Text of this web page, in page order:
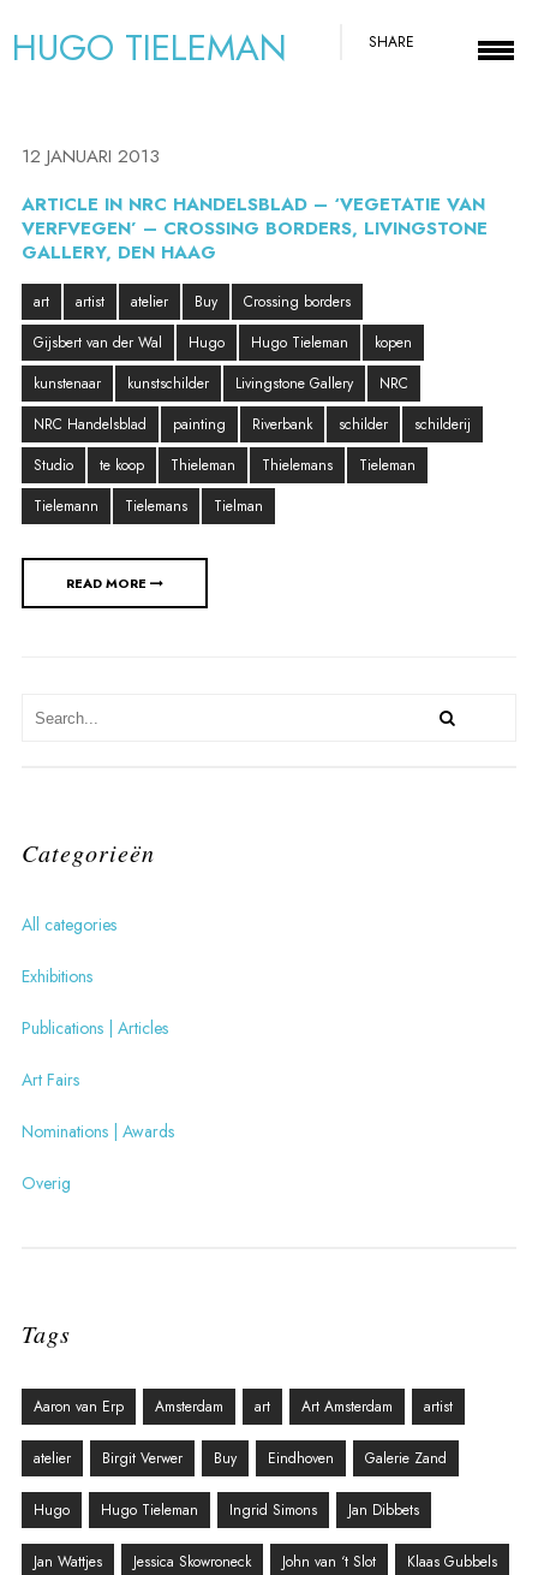
HUGO TIELEMAN SHARE
12 JANUARI 2013
ARTICLE IN NRC HANDELSBLAD – ‘VEGETATIE VAN
VERFVEGEN’ – CROSSING BORDERS, LIVINGSTONE
GALLERY, DEN HAAG
art artist atelier Buy
Crossing borders
Gijsbert van der Wal
Hugo Hugo Tieleman
kopen
kunstenaar
kunstschilder Livingstone Gallery
NRC
NRC Handelsblad
painting Riverbank schilder
schilderij
Studio
te koop Thieleman Thielemans
Tieleman
Tielemann
Tielemans Tielman
READ MORE
Categorieën
All categories
Exhibitions
Publications | Articles
Art Fairs
Nominations | Awards
Overig
Tags
Aaron van Erp Amsterdam art Art Amsterdam artist
atelier Birgit Verwer Buy Eindhoven Galerie Zand
Hugo Hugo Tieleman Ingrid Simons Jan Dibbets
Jan Wattjes Jessica Skowroneck John van ‘t Slot Klaas Gubbels